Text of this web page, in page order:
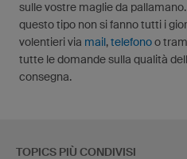
sulle vostre maglie da
questo tipo non si fanno tutti i
volentieri via mail,telefonoo
tutte le domande sulla qualità
consegna.
TOPICS PIÙ CONDIVISI